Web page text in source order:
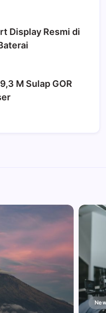
Display Resmi di
M Sulap GOR